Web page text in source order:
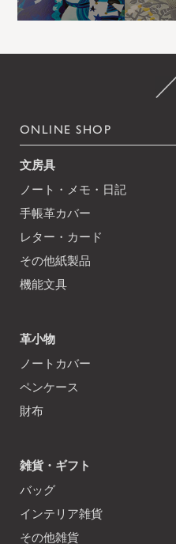
ONLINE SHOP
文房具
ノート・メモ・日記
手帳革カバー
レター・カード
その他紙製品
機能文具
革小物
ノートカバー
ペンケース
財布
雑貨・ギフト
バッグ
インテリア雑貨
その他雑貨